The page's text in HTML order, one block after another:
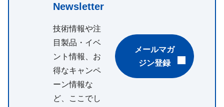
Newsletter
技術情報や注
目製品・イベ
ント情報、お
得なキャンペ
ーン情報な
ど、ここでし
メールマガ
ジン登録